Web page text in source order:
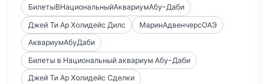
БилетыВНациональныйАквариумАбу-Даби
Джей Ти Ар Холидейс Дилс
МаринАдвенчерсОАЭ
АквариумАбуДаби
Билеты в Национальный аквариум Абу-Даби
Джей Ти Ар Холидейс Сделки